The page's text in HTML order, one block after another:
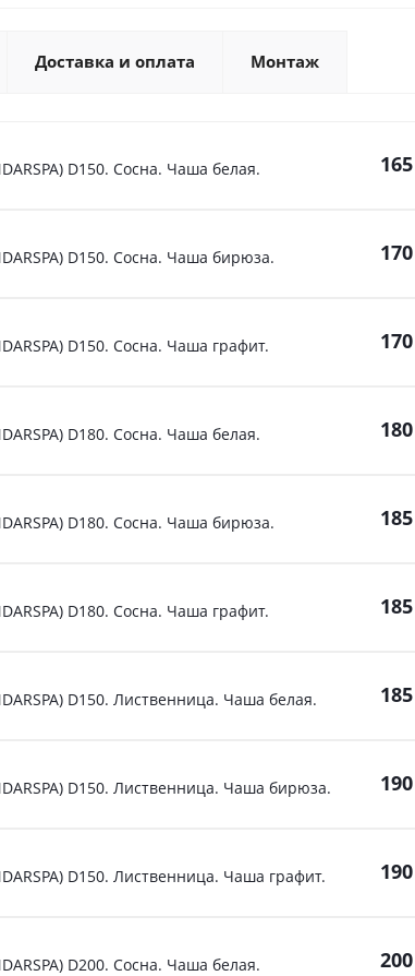
Доставка и оплата Монтаж
D150. Сосна. Чаша белая.
D150. Сосна. Чаша бирюза.
D150. Сосна. Чаша графит.
D180. Сосна. Чаша белая.
D180. Сосна. Чаша бирюза.
D180. Сосна. Чаша графит.
D150. Лиственница. Чаша белая.
D150. Лиственница. Чаша бирюза.
D150. Лиственница. Чаша графит.
D200. Сосна. Чаша белая.